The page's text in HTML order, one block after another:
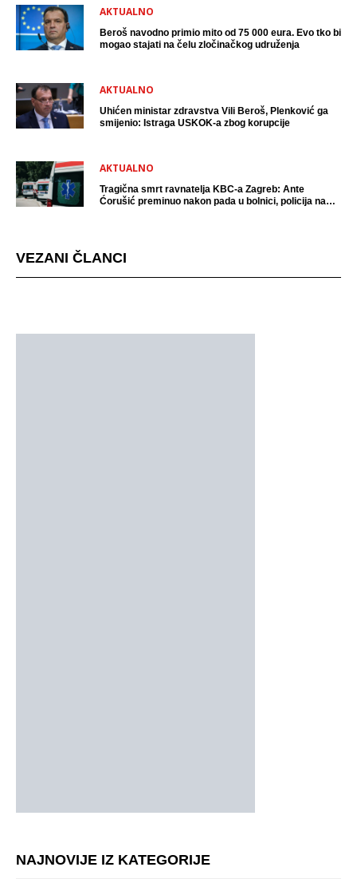
AKTUALNO
Beroš navodno primio mito od 75 000 eura. Evo tko bi
mogao stajati na čelu zločinačkog udruženja
AKTUALNO
Uhićen ministar zdravstva Vili Beroš, Plenković ga
smijenio: Istraga USKOK-a zbog korupcije
AKTUALNO
Tragična smrt ravnatelja KBC-a Zagreb: Ante
Ćorušić preminuo nakon pada u bolnici, policija na
VEZANI ČLANCI
NAJNOVIJE IZ KATEGORIJE